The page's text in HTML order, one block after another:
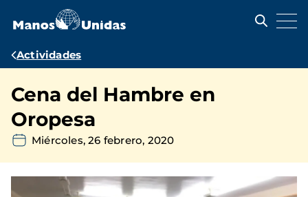
contenido
Ruta
navegación
Actividades
Cena del Hambre en
Oropesa
Miércoles, 26 febrero, 2020